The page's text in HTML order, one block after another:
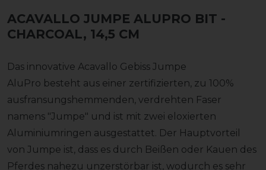
ACAVALLO JUMPE ALUPRO BIT -
CHARCOAL, 14,5 CM
Das innovative Acavallo Gebiss Jumpe
AluPro besteht aus einer zertifizierten, zu 100%
ausfransungshemmenden, verdrehten Faser
namens "Jumpe" und ist mit zwei eloxierten
Aluminiumringen ausgestattet. Der Hauptvorteil
von Jumpe ist, dass es durch Beißen oder Kauen des
Pferdes nahezu unzerstörbar ist, wodurch es sehr